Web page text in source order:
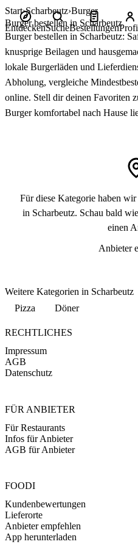
Start Scharbeutz Burger
Burger bestellen in Scharbeutz
Burger bestellen in Scharbeutz:
knusprige Beilagen und
lokale Burgerläden und
Abholung, vergleiche
online. Stell dir deinen Favoriten
Burger komfortabel nach Hause
Für diese Kategorie haben
in Scharbeutz. Schau bald
einen
Anbieter
Weitere Kategorien in Scharbeutz
Pizza
Döner
RECHTLICHES
Impressum
AGB
Datenschutz
FÜR ANBIETER
Für Restaurants
Infos für Anbieter
AGB für Anbieter
FOODI
Kundenbewertungen
Lieferorte
Anbieter empfehlen
App herunterladen
EntdeckenSucheBestellungen